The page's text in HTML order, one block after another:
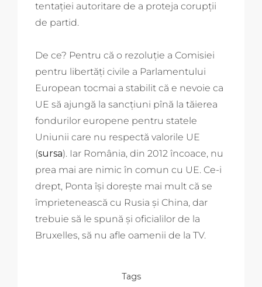
tentației autoritare de a proteja corupții
de partid.
De ce? Pentru că o rezoluție a Comisiei
pentru libertăți civile a Parlamentului
European tocmai a stabilit că e nevoie ca
UE să ajungă la sancțiuni pînă la tăierea
fondurilor europene pentru statele
Uniunii care nu respectă valorile UE
(sursa). Iar România, din 2012 încoace, nu
prea mai are nimic în comun cu UE. Ce-i
drept, Ponta își dorește mai mult că se
împrietenească cu Rusia și China, dar
trebuie să le spună și oficialilor de la
Bruxelles, să nu afle oamenii de la TV.
Tags